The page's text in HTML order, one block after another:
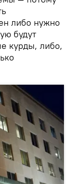
либо нужно
будут
курды, либо,